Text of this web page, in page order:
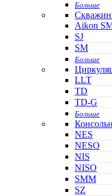
Больше
Aikon
SJ
SM
Больше
LLT
TD
TD-G
Больше
NES
NESO
NIS
NISO
SMM
SZ